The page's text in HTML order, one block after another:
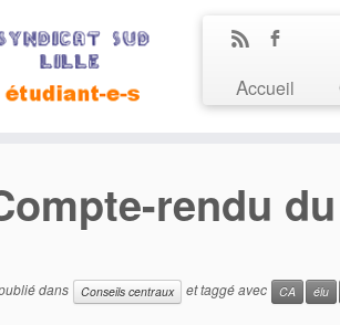
Accueil
rendu
dans Conseils centraux et taggé avec CA élu